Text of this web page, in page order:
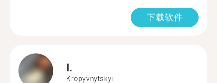
下载软件
I.
Kropyvnytskyi